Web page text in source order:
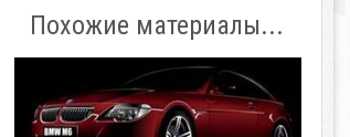
Похожие материалы...